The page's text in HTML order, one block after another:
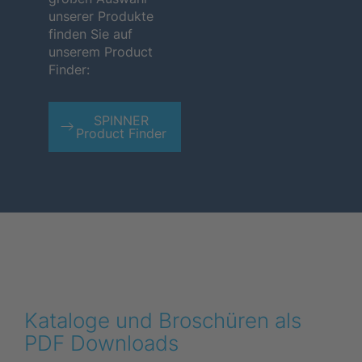
unserer Produkte
finden Sie auf
unserem Product
Finder:
SPINNER
Product Finder
Kataloge und Broschüren als
PDF Downloads